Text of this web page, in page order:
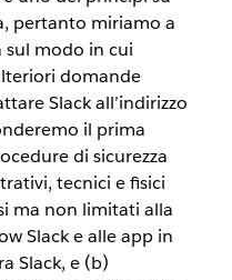
pertanto miriamo a
sul modo in cui
domande
Slack all’indirizzo
il prima
di sicurezza
tecnici e fisici
ma non limitati alla
Slack e alle app in
Slack, e (b)